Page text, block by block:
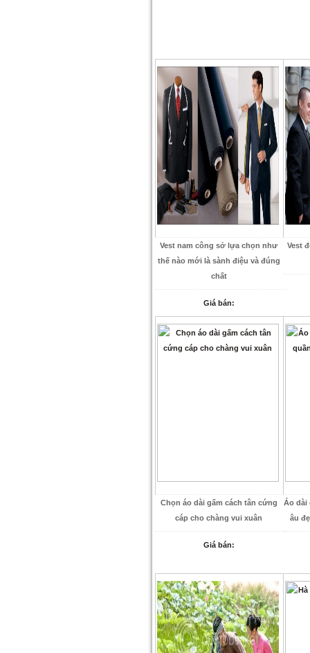
Vest nam công sở lựa chọn như
thế nào mới là sành điệu và đúng
chất
Giá bán:
Vest
Chọn áo dài gấm cách tân cứng
cáp cho chàng vui xuân
Giá bán:
Áo dài
âu